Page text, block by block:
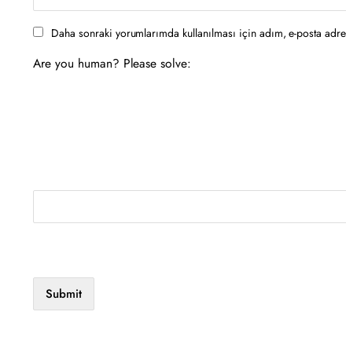
Daha sonraki yorumlarımda kullanılması için adım, e-posta
Are you human? Please solve: